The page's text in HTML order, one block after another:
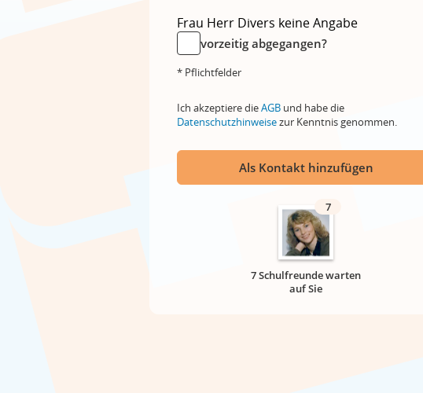
Frau Herr Divers keine Angabe
vorzeitig abgegangen?
* Pflichtfelder
Ich akzeptiere dieAGB und habe die
Datenschutzhinweisezur Kenntnis genommen.
Als Kontakt hinzufügen
7
7 Schulfreunde warten
auf Sie